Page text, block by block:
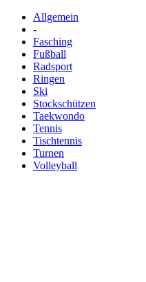
Allgemein
-
Fasching
Fußball
Radsport
Ringen
Ski
Stockschützen
Taekwondo
Tennis
Tischtennis
Turnen
Volleyball